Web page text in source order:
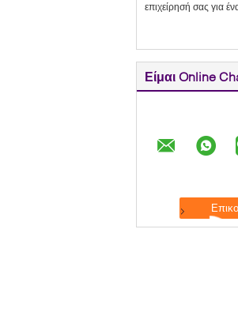
επιχείρησή σας για
Είμαι Online